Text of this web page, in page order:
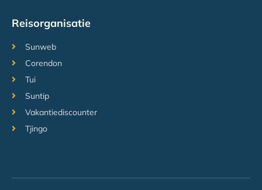
Reisorganisatie
Sunweb
Corendon
Tui
Suntip
Vakantiediscounter
Tjingo